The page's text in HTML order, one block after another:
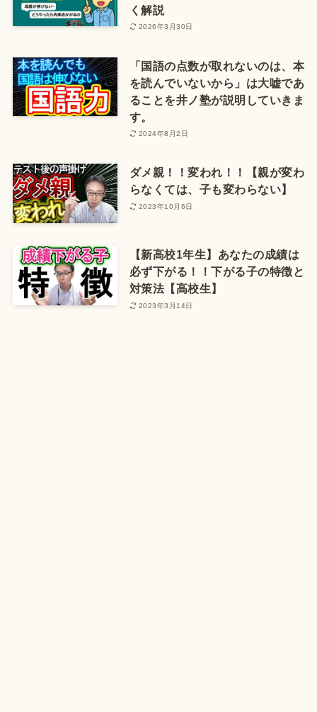
く解説
2026年3月30日
「国語の点数が取れないのは、本
を読んでいないから」は大嘘であ
ることを井ノ塾が説明していきま
す。
2024年8月2日
ダメ親！！変われ！！【親が変わ
らなくては、子も変わらない】
2023年10月6日
【新高校1年生】あなたの成績は
必ず下がる！！下がる子の特徴と
対策法【高校生】
2023年3月14日